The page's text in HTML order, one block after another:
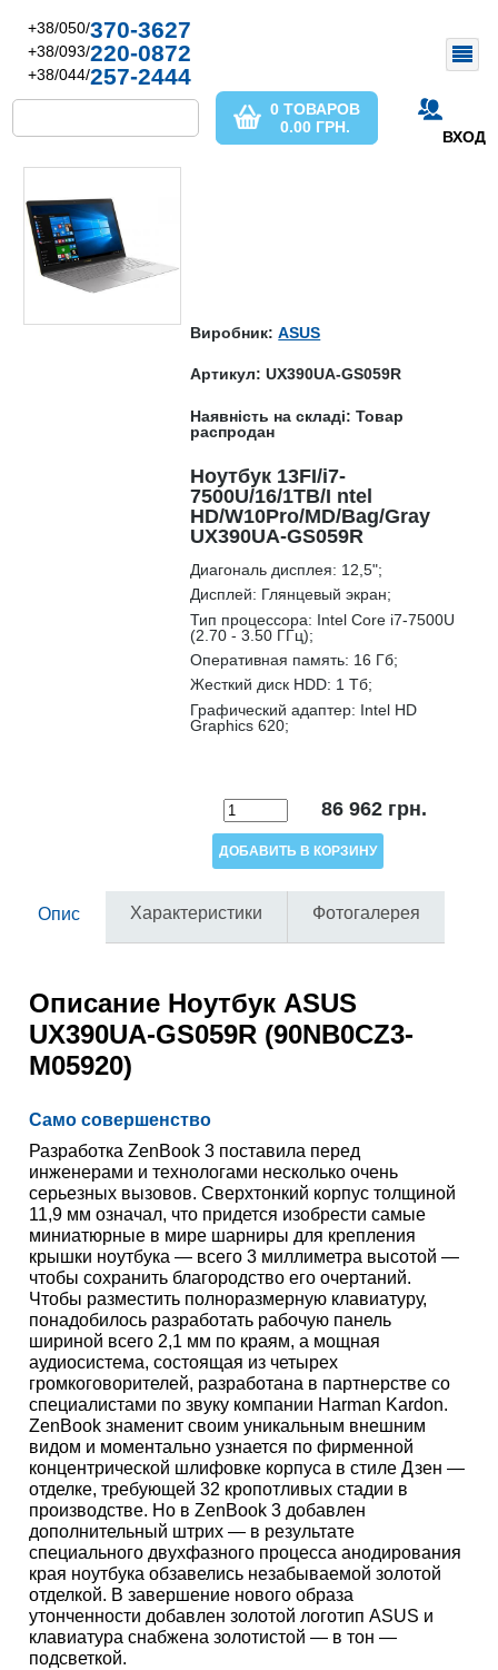
+38/050/370-3627
+38/093/220-0872
+38/044/257-2444
ВХОД
0 ТОВАРОВ
0.00 ГРН.
Виробник:ASUS
Артикул: UX390UA-GS059R
Наявність на складі: Товар
распродан
Ноутбук 13FI/i7-
7500U/16/1TB/I ntel
HD/W10Pro/MD/Bag/Gray
UX390UA-GS059R
Диагональ дисплея: 12,5";
Дисплей: Глянцевый экран;
Тип процессора: Intel Core i7-7500U
(2.70 - 3.50 ГГц);
Оперативная память: 16 Гб;
Жесткий диск HDD: 1 Тб;
Графический адаптер: Intel HD
Graphics 620;
86 962 грн.
Опис Характеристики Фотогалерея
Описание Ноутбук ASUS
UX390UA-GS059R (90NB0CZ3-
M05920)
Само совершенство
Разработка ZenBook 3 поставила перед
инженерами и технологами несколько очень
серьезных вызовов. Сверхтонкий корпус толщиной
11,9 мм означал, что придется изобрести самые
миниатюрные в мире шарниры для крепления
крышки ноутбука — всего 3 миллиметра высотой —
чтобы сохранить благородство его очертаний.
Чтобы разместить полноразмерную клавиатуру,
понадобилось разработать рабочую панель
шириной всего 2,1 мм по краям, а мощная
аудиосистема, состоящая из четырех
громкоговорителей, разработана в партнерстве со
специалистами по звуку компании Harman Kardon.
ZenBook знаменит своим уникальным внешним
видом и моментально узнается по фирменной
концентрической шлифовке корпуса в стиле Дзен —
отделке, требующей 32 кропотливых стадии в
производстве. Но в ZenBook 3 добавлен
дополнительный штрих — в результате
специального двухфазного процесса анодирования
края ноутбука обзавелись незабываемой золотой
отделкой. В завершение нового образа
утонченности добавлен золотой логотип ASUS и
клавиатура снабжена золотистой — в тон —
подсветкой.